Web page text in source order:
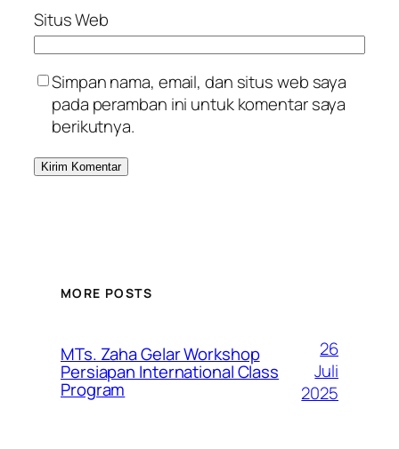
Situs Web
Simpan nama, email, dan situs web saya
pada peramban ini untuk komentar saya
berikutnya.
MORE POSTS
MTs. Zaha Gelar Workshop
Persiapan International Class
Program
26
Juli
2025